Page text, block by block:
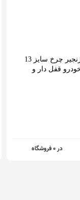
زنجیر چرخ سایز 13
قفل دار و
در 0 فروشگاه